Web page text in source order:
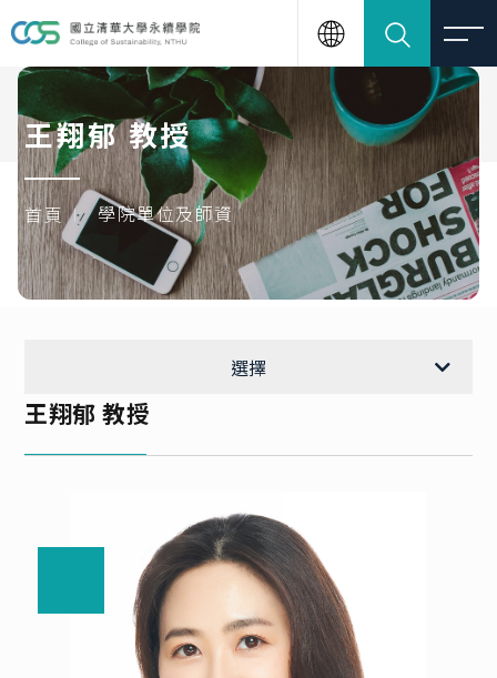
王翔郁 教授
首頁 學院單位及師資
王翔郁 教授
選擇
謝英哲 教授
賴威博 助理教授